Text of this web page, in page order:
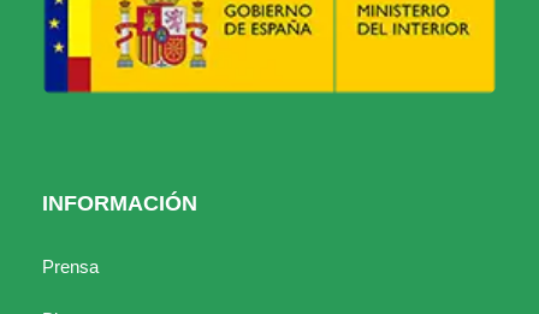
INFORMACIÓN
Prensa